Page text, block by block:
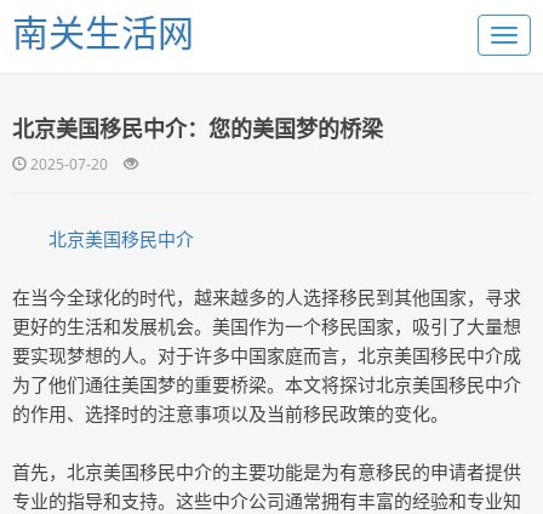
南关生活网
北京美国移民中介：您的美国梦的桥梁
2025-07-20
北京美国移民中介
在当今全球化的时代，越来越多的人选择移民到其他国家，寻求
更好的生活和发展机会。美国作为一个移民国家，吸引了大量想
要实现梦想的人。对于许多中国家庭而言，北京美国移民中介成
为了他们通往美国梦的重要桥梁。本文将探讨北京美国移民中介
的作用、选择时的注意事项以及当前移民政策的变化。
首先，北京美国移民中介的主要功能是为有意移民的申请者提供
专业的指导和支持。这些中介公司通常拥有丰富的经验和专业知